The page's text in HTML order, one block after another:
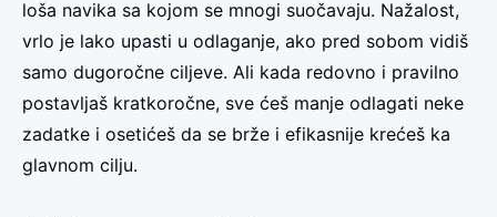
loša navika sa kojom se mnogi suočavaju. Nažalost,
vrlo je lako upasti u odlaganje, ako pred sobom vidiš
samo dugoročne ciljeve. Ali kada redovno i pravilno
postavljaš kratkoročne, sve ćeš manje odlagati neke
zadatke i osetićeš da se brže i efikasnije krećeš ka
glavnom cilju.